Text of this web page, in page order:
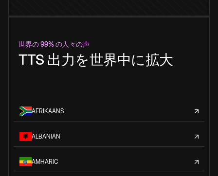
世界の 99% の人々の声
TTS 出力を世界中に拡大
AFRIKAANS
ALBANIAN
AMHARIC